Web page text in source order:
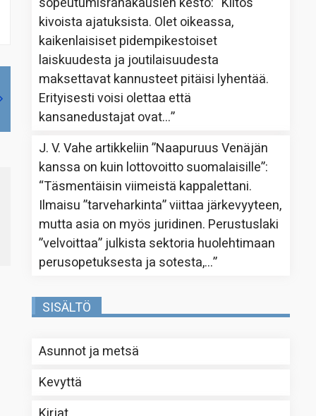
kivoista ajatuksista. Olet oikeassa,
kaikenlaisiset pidempikestoiset
laiskuudesta ja joutilaisuudesta
maksettavat kannusteet pitäisi lyhentää.
Erityisesti voisi olettaa että
kansanedustajat ovat…”
J. V. Vahe artikkeliin”Naapuruus Venäjän
kanssa on kuin lottovoitto suomalaisille”:
“Täsmentäisin viimeistä kappalettani.
Ilmaisu ”tarveharkinta” viittaa järkevyyteen,
mutta asia on myös juridinen. Perustuslaki
”velvoittaa” julkista sektoria huolehtimaan
perusopetuksesta ja sotesta,…”
SISÄLTÖ
Asunnot ja metsä
Kevyttä